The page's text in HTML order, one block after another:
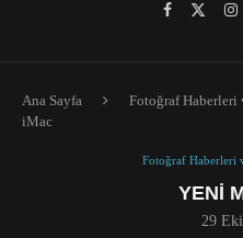
Ana Sayfa Fotoğraf Haberleri
iMac
Fotoğraf Haberleri
YENI
29